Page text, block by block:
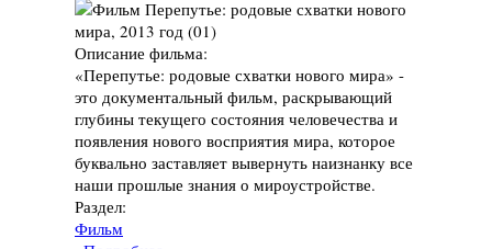
Описание фильма:
«Перепутье: родовые схватки нового мира» -
это документальный фильм, раскрывающий
глубины текущего состояния человечества и
появления нового восприятия мира, которое
буквально заставляет вывернуть наизнанку все
наши прошлые знания о мироустройстве.
Раздел:
Фильм